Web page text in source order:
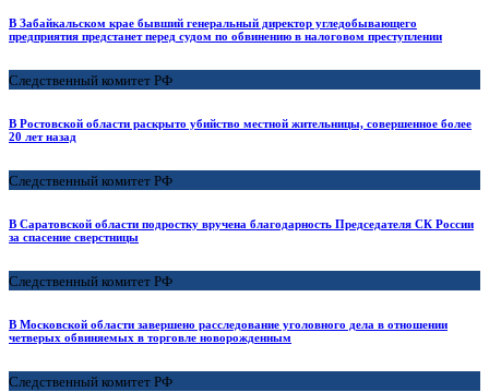
В Забайкальском крае бывший генеральный директор угледобывающего
предприятия предстанет перед судом по обвинению в налоговом преступлении
Следственный комитет РФ
В Ростовской области раскрыто убийство местной жительницы, совершенное более
20 лет назад
Следственный комитет РФ
В Саратовской области подростку вручена благодарность Председателя СК России
за спасение сверстницы
Следственный комитет РФ
В Московской области завершено расследование уголовного дела в отношении
четверых обвиняемых в торговле новорожденным
Следственный комитет РФ